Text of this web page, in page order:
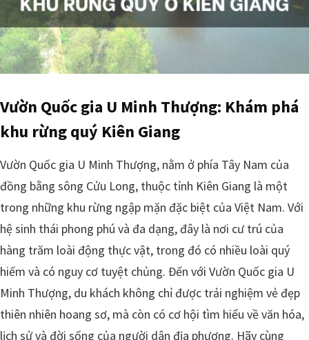
Vườn Quốc gia U Minh Thượng: Khám phá
khu rừng quý Kiên Giang
Vườn Quốc gia U Minh Thượng, nằm ở phía Tây Nam của
đồng bằng sông Cửu Long, thuộc tỉnh Kiên Giang là một
trong những khu rừng ngập mặn đặc biệt của Việt Nam. Với
hệ sinh thái phong phú và đa dạng, đây là nơi cư trú của
hàng trăm loài động thực vật, trong đó có nhiều loài quý
hiếm và có nguy cơ tuyệt chủng. Đến với Vườn Quốc gia U
Minh Thượng, du khách không chỉ được trải nghiệm vẻ đẹp
thiên nhiên hoang sơ, mà còn có cơ hội tìm hiểu về văn hóa,
lịch sử và đời sống của người dân địa phương. Hãy cùng